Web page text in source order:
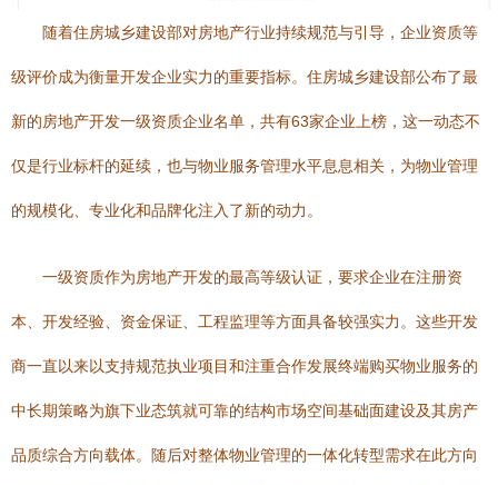
随着住房城乡建设部对房地产行业持续规范与引导，企业资质等
级评价成为衡量开发企业实力的重要指标。住房城乡建设部公布了最
新的房地产开发一级资质企业名单，共有63家企业上榜，这一动态不
仅是行业标杆的延续，也与物业服务管理水平息息相关，为物业管理
的规模化、专业化和品牌化注入了新的动力。
一级资质作为房地产开发的最高等级认证，要求企业在注册资
本、开发经验、资金保证、工程监理等方面具备较强实力。这些开发
商一直以来以支持规范执业项目和注重合作发展终端购买物业服务的
中长期策略为旗下业态筑就可靠的结构市场空间基础面建设及其房产
品质综合方向载体。随后对整体物业管理的一体化转型需求在此方向